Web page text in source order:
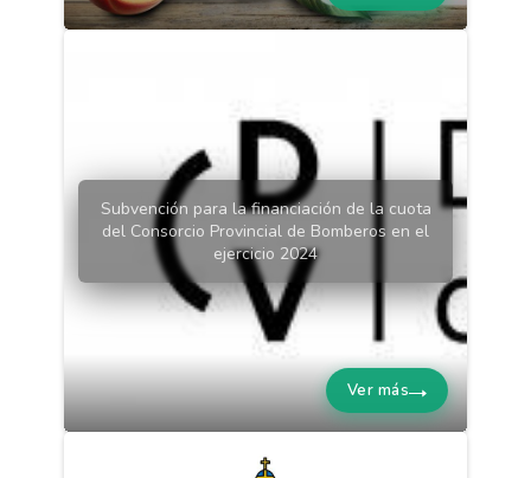
Subvención para la financiación de la cuota
del Consorcio Provincial de Bomberos en el
ejercicio 2024
Ver más